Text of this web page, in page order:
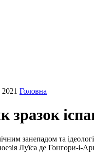
2021 Головна
зразок
занепадом та
Луїса де Гонгори-і-